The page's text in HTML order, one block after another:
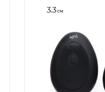
3.3см